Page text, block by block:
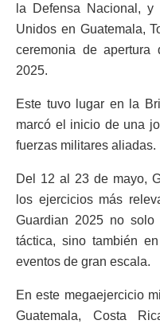
la Defensa Nacional,
Unidos en Guatemala,
ceremonia de apertura
2025.
Este tuvo lugar en la
marcó el inicio de una
fuerzas militares aliadas.
Del 12 al 23 de mayo,
los ejercicios más
Guardian 2025 no
táctica, sino también
eventos de gran escala.
En este megaejercicio
Guatemala, Costa